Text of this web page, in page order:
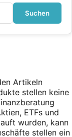
Suchen
Artikeln
stellen keine
ETFs und
wurden, kann
stellen ein